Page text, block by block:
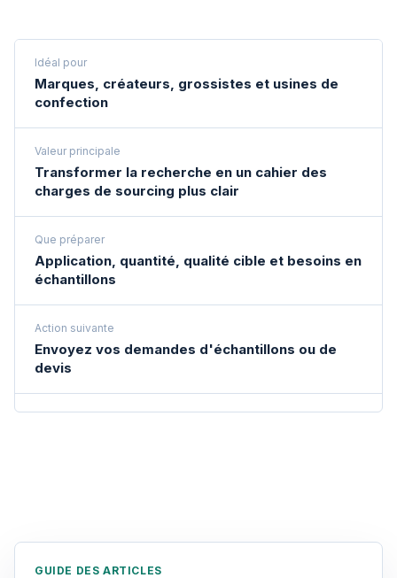
Idéal pour
Marques, créateurs, grossistes et usines de
confection
Valeur principale
Transformer la recherche en un cahier des
charges de sourcing plus clair
Que préparer
Application, quantité, qualité cible et besoins en
échantillons
Action suivante
Envoyez vos demandes d'échantillons ou de
devis
GUIDE DES ARTICLES